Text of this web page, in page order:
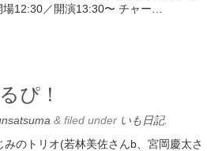
12:30／開演13:30〜 チャー…
ぴ！
& filed under いも日記.
のトリオ(若林美佐さんb、宮岡慶太さ